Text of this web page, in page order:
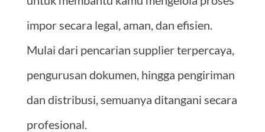
impor secara legal, aman, dan efisien.
Mulai dari pencarian supplier terpercaya,
pengurusan dokumen, hingga pengiriman
dan distribusi, semuanya ditangani secara
profesional.